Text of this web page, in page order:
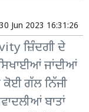
30 Jun 2023 16:31:26
ਜ਼ਿੰਦਗੀ ਦੇ
ਜਾਂਦੀਆਂ
ਕੋਈ ਗੱਲ ਨਿੱਜੀ
ਬਾਤਾਂ